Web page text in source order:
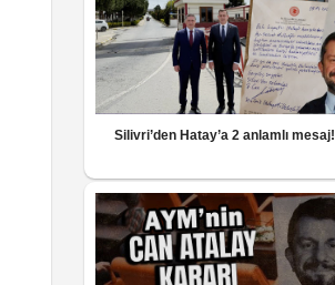
Silivri’den Hatay’a 2 anlamlı mesaj!